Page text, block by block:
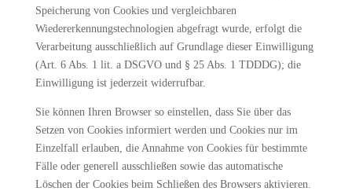
Speicherung von Cookies und vergleichbaren
Wiedererkennungstechnologien abgefragt wurde, erfolgt die
Verarbeitung ausschließlich auf Grundlage dieser Einwilligung
(Art. 6 Abs. 1 lit. a DSGVO und § 25 Abs. 1 TDDDG); die
Einwilligung ist jederzeit widerrufbar.
Sie können Ihren Browser so einstellen, dass Sie über das
Setzen von Cookies informiert werden und Cookies nur im
Einzelfall erlauben, die Annahme von Cookies für bestimmte
Fälle oder generell ausschließen sowie das automatische
Löschen der Cookies beim Schließen des Browsers aktivieren.